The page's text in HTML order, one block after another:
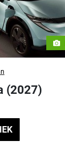
(2027)